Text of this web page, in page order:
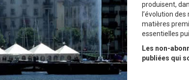
produisent,
l’évolution
matières
essentielles
Les non-
publiées qui